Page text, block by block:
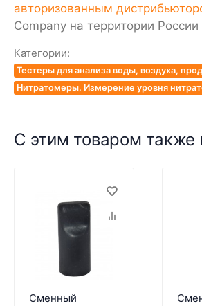
авторизованным
Company на территории
Категории:
Тестеры для анализа воды, воздуха,
Нитратомеры. Измерение уровня
С этим товаром также
Сменный